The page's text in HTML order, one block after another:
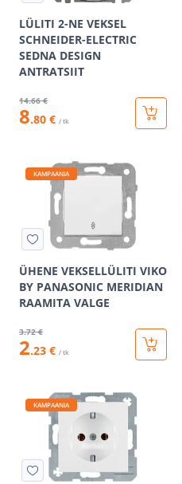
LÜLITI 2-NE VEKSEL
SCHNEIDER-ELECTRIC
SEDNA DESIGN
ANTRATSIIT
14.66 €
8.80 € / tk
KAMPAANIA
ÜHENE VEKSELLÜLITI VIKO
BY PANASONIC MERIDIAN
RAAMITA VALGE
3.72 €
2.23 € / tk
KAMPAANIA